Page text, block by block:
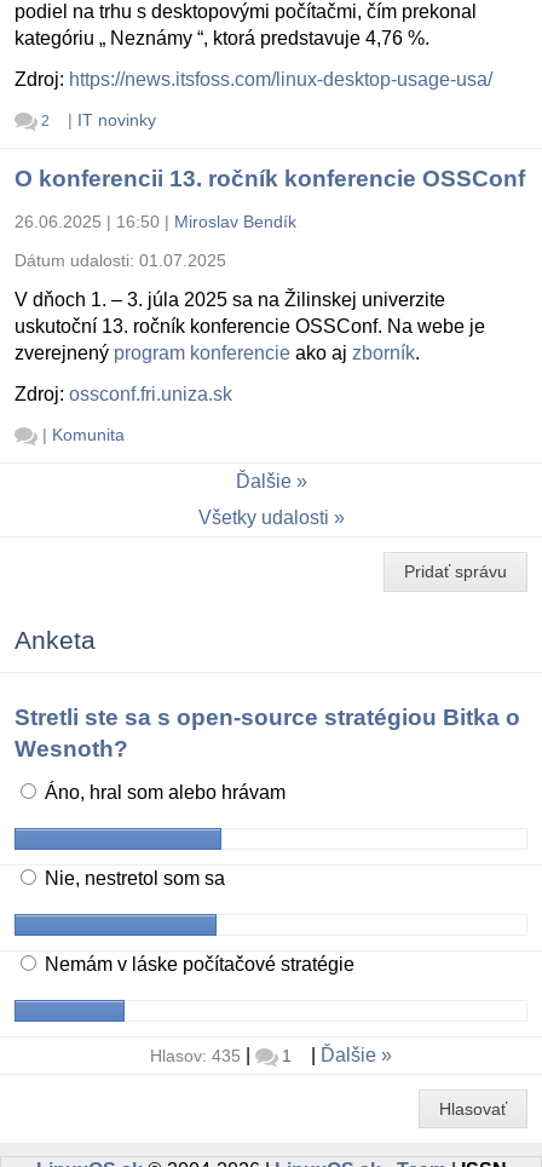
podiel na trhu s desktopovými počítačmi, čím prekonal
kategóriu „ Neznámy “, ktorá predstavuje 4,76 %.
Zdroj: https://news.itsfoss.com/linux-desktop-usage-usa/
2 | IT novinky
O konferencii 13. ročník konferencie OSSConf
26.06.2025 | 16:50 | Miroslav Bendík
Dátum udalosti: 01.07.2025
V dňoch 1. – 3. júla 2025 sa na Žilinskej univerzite
uskutoční 13. ročník konferencie OSSConf. Na webe je
zverejnený program konferencie ako aj zborník.
Zdroj: ossconf.fri.uniza.sk
| Komunita
Ďalšie
Všetky udalosti
Pridať správu
Anketa
Stretli ste sa s open-source stratégiou Bitka o
Wesnoth?
Áno, hral som alebo hrávam
Nie, nestretol som sa
Nemám v láske počítačové stratégie
Hlasov: 435 1 Ďalšie
Hlasovať